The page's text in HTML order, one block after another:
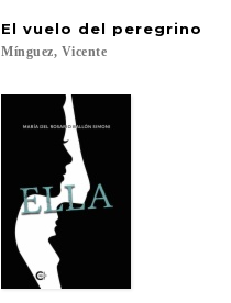
El vuelo del peregrino
Mínguez, Vicente